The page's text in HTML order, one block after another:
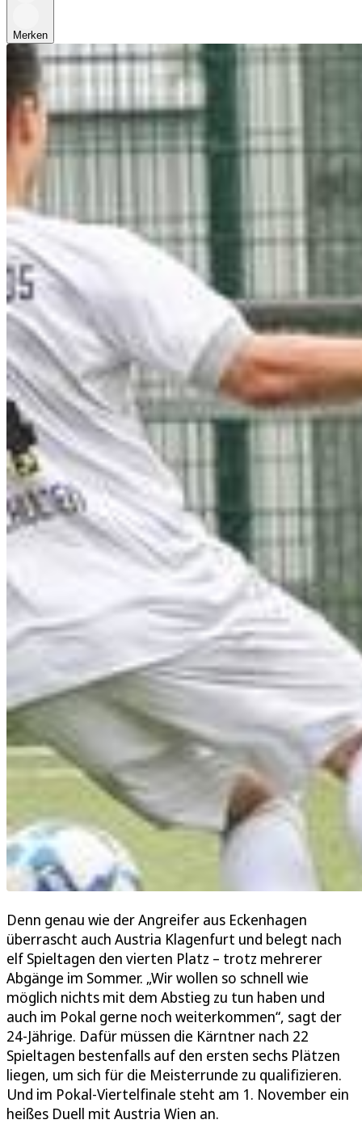
Merken
Denn genau wie der Angreifer aus Eckenhagen
überrascht auch Austria Klagenfurt und belegt nach
elf Spieltagen den vierten Platz – trotz mehrerer
Abgänge im Sommer. „Wir wollen so schnell wie
möglich nichts mit dem Abstieg zu tun haben und
auch im Pokal gerne noch weiterkommen“, sagt der
24-Jährige. Dafür müssen die Kärntner nach 22
Spieltagen bestenfalls auf den ersten sechs Plätzen
liegen, um sich für die Meisterrunde zu qualifizieren.
Und im Pokal-Viertelfinale steht am 1. November ein
heißes Duell mit Austria Wien an.